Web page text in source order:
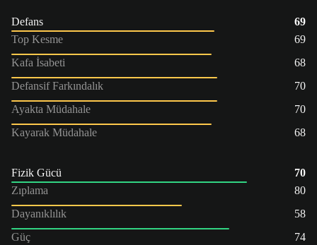
Defans
69
Top Kesme
69
Kafa İsabeti
68
Defansif Farkındalık
70
Ayakta Müdahale
70
Kayarak Müdahale
68
Fizik Gücü
70
Zıplama
80
Dayanıklılık
58
Güç
74